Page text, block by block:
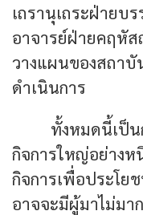
เถรานุเถระฝ่าย
อาจารย์ฝ่ายคฤหั
วางแผนของสถ
ดำเนินการ
ทั้งหมดนี้เป็น
กิจการใหญ่อย่า
กิจการเพื่อประโ
อาจจะมีผู้มาไม่ม